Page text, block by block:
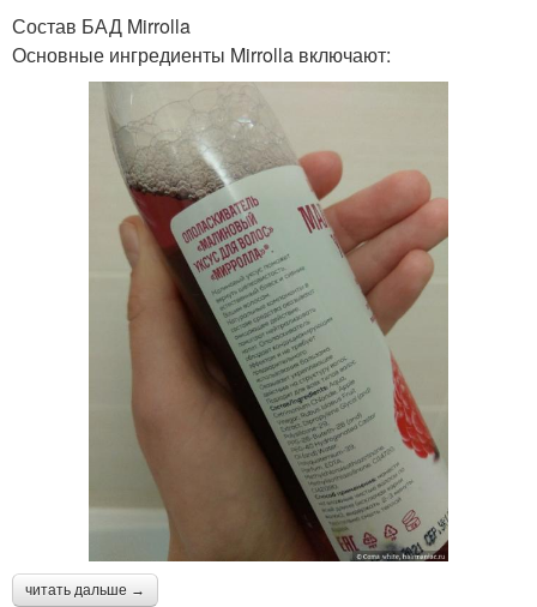
Состав БАД Mirrolla
Основные ингредиенты Mirrolla включают:
читать дальше →